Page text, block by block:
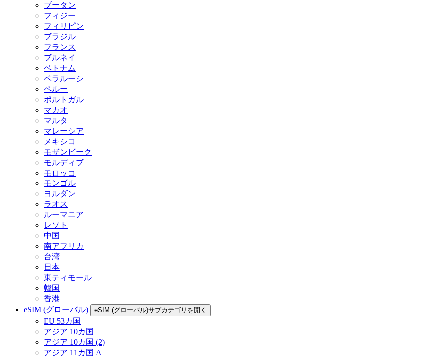
ブータン
フィジー
フィリピン
ブラジル
フランス
ブルネイ
ベトナム
ベラルーシ
ペルー
ポルトガル
マカオ
マルタ
マレーシア
メキシコ
モザンビーク
モルディブ
モロッコ
モンゴル
ヨルダン
ラオス
ルーマニア
レソト
中国
南アフリカ
台湾
日本
東ティモール
韓国
香港
eSIM (グローバル)
eSIM (グローバル)サブカテゴリを開く
EU 53カ国
アジア 10カ国
アジア 10カ国 (2)
アジア 11カ国 A